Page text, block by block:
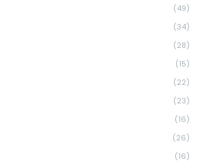
(49)
(34)
(28)
(15)
(22)
(23)
(16)
(26)
(16)